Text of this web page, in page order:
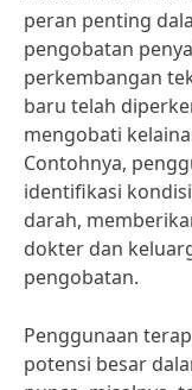
peran penting
pengobatan
perkembangan
baru telah
mengobati
Contohnya,
identifikasi
darah,
dokter dan
pengobatan.
Penggunaan
potensi besar